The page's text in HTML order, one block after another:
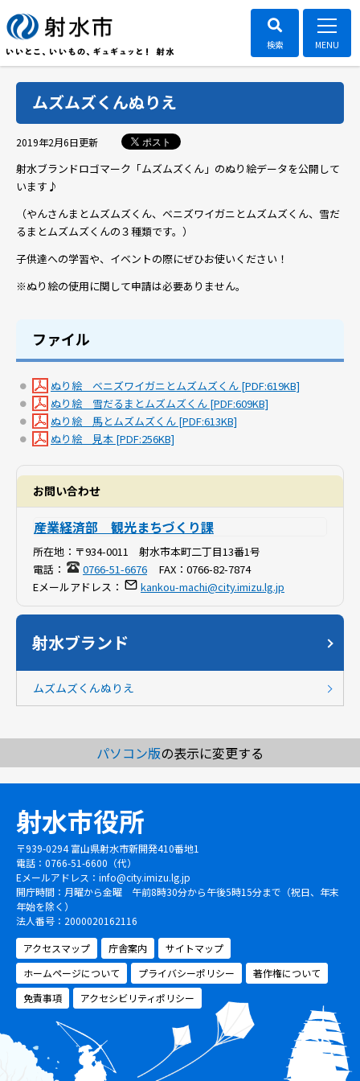
ムズムズくんぬりえ
2019年2月6日更新 ポスト
射水ブランドロゴマーク「ムズムズくん」のぬり絵データを公開して
います♪
（やんさんまとムズムズくん、ベニズワイガニとムズムズくん、雪だ
るまとムズムズくんの３種類です。）
子供達への学習や、イベントの際にぜひお使いください！
※ぬり絵の使用に関して申請は必要ありません。
ファイル
ぬり絵 ベニズワイガニとムズムズくん [PDF:619KB]
ぬり絵 雪だるまとムズムズくん [PDF:609KB]
ぬり絵 馬とムズムズくん [PDF:613KB]
ぬり絵 見本 [PDF:256KB]
お問い合わせ
産業経済部 観光まちづくり課
所在地： 〒934-0011 射水市本町二丁目13番1号
電話：
0766-51-6676 FAX： 0766-82-7874
Eメールアドレス：
kankou-machi@city.imizu.lg.jp
射水ブランド
ムズムズくんぬりえ
パソコン版の表示に変更する
射水市役所
〒939-0294 富山県射水市新開発410番地1
電話：0766-51-6600（代）
Eメールアドレス： info@city.imizu.lg.jp
開庁時間：月曜から金曜 午前8時30分から午後5時15分まで（祝日、年末
年始を除く）
法人番号：2000020162116
アクセスマップ
庁舎案内
サイトマップ
ホームページについて
プライバシーポリシー
著作権について
免責事項
アクセシビリティポリシー